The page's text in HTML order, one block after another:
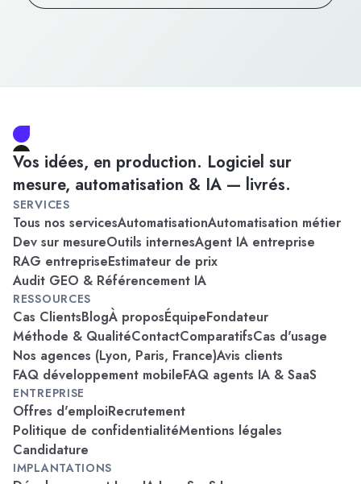
Vos idées, en production. Logiciel sur
mesure, automatisation & IA — livrés.
SERVICES
Tous nos servicesAutomatisationAutomatisation métier
Dev sur mesureOutils internesAgent IA entreprise
RAG entrepriseEstimateur de prix
Audit GEO & Référencement IA
RESSOURCES
Cas ClientsBlogÀ proposÉquipeFondateur
Méthode & QualitéContactComparatifsCas d'usage
Nos agences (Lyon, Paris, France)Avis clients
FAQ développement mobileFAQ agents IA & SaaS
ENTREPRISE
Offres d'emploiRecrutement
Politique de confidentialitéMentions légales
Candidature
IMPLANTATIONS